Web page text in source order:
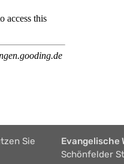
Sie
Evangelische
Schönfelder